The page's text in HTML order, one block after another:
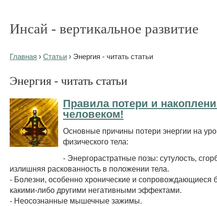
Инсай - вертикальное развитие
Главная › Статьи › Энергия - читать статьи
Энергия - читать статьи
Правила потери и
человеком!
Основные причины потери энергии на
физического тела:
- Энергорастратные позы: сутулость,
излишняя раскованность в положении тела.
- Болезни, особенно хронические и сопровождающиеся
какими-либо другими негативными эффектами.
- Неосознанные мышечные зажимы.